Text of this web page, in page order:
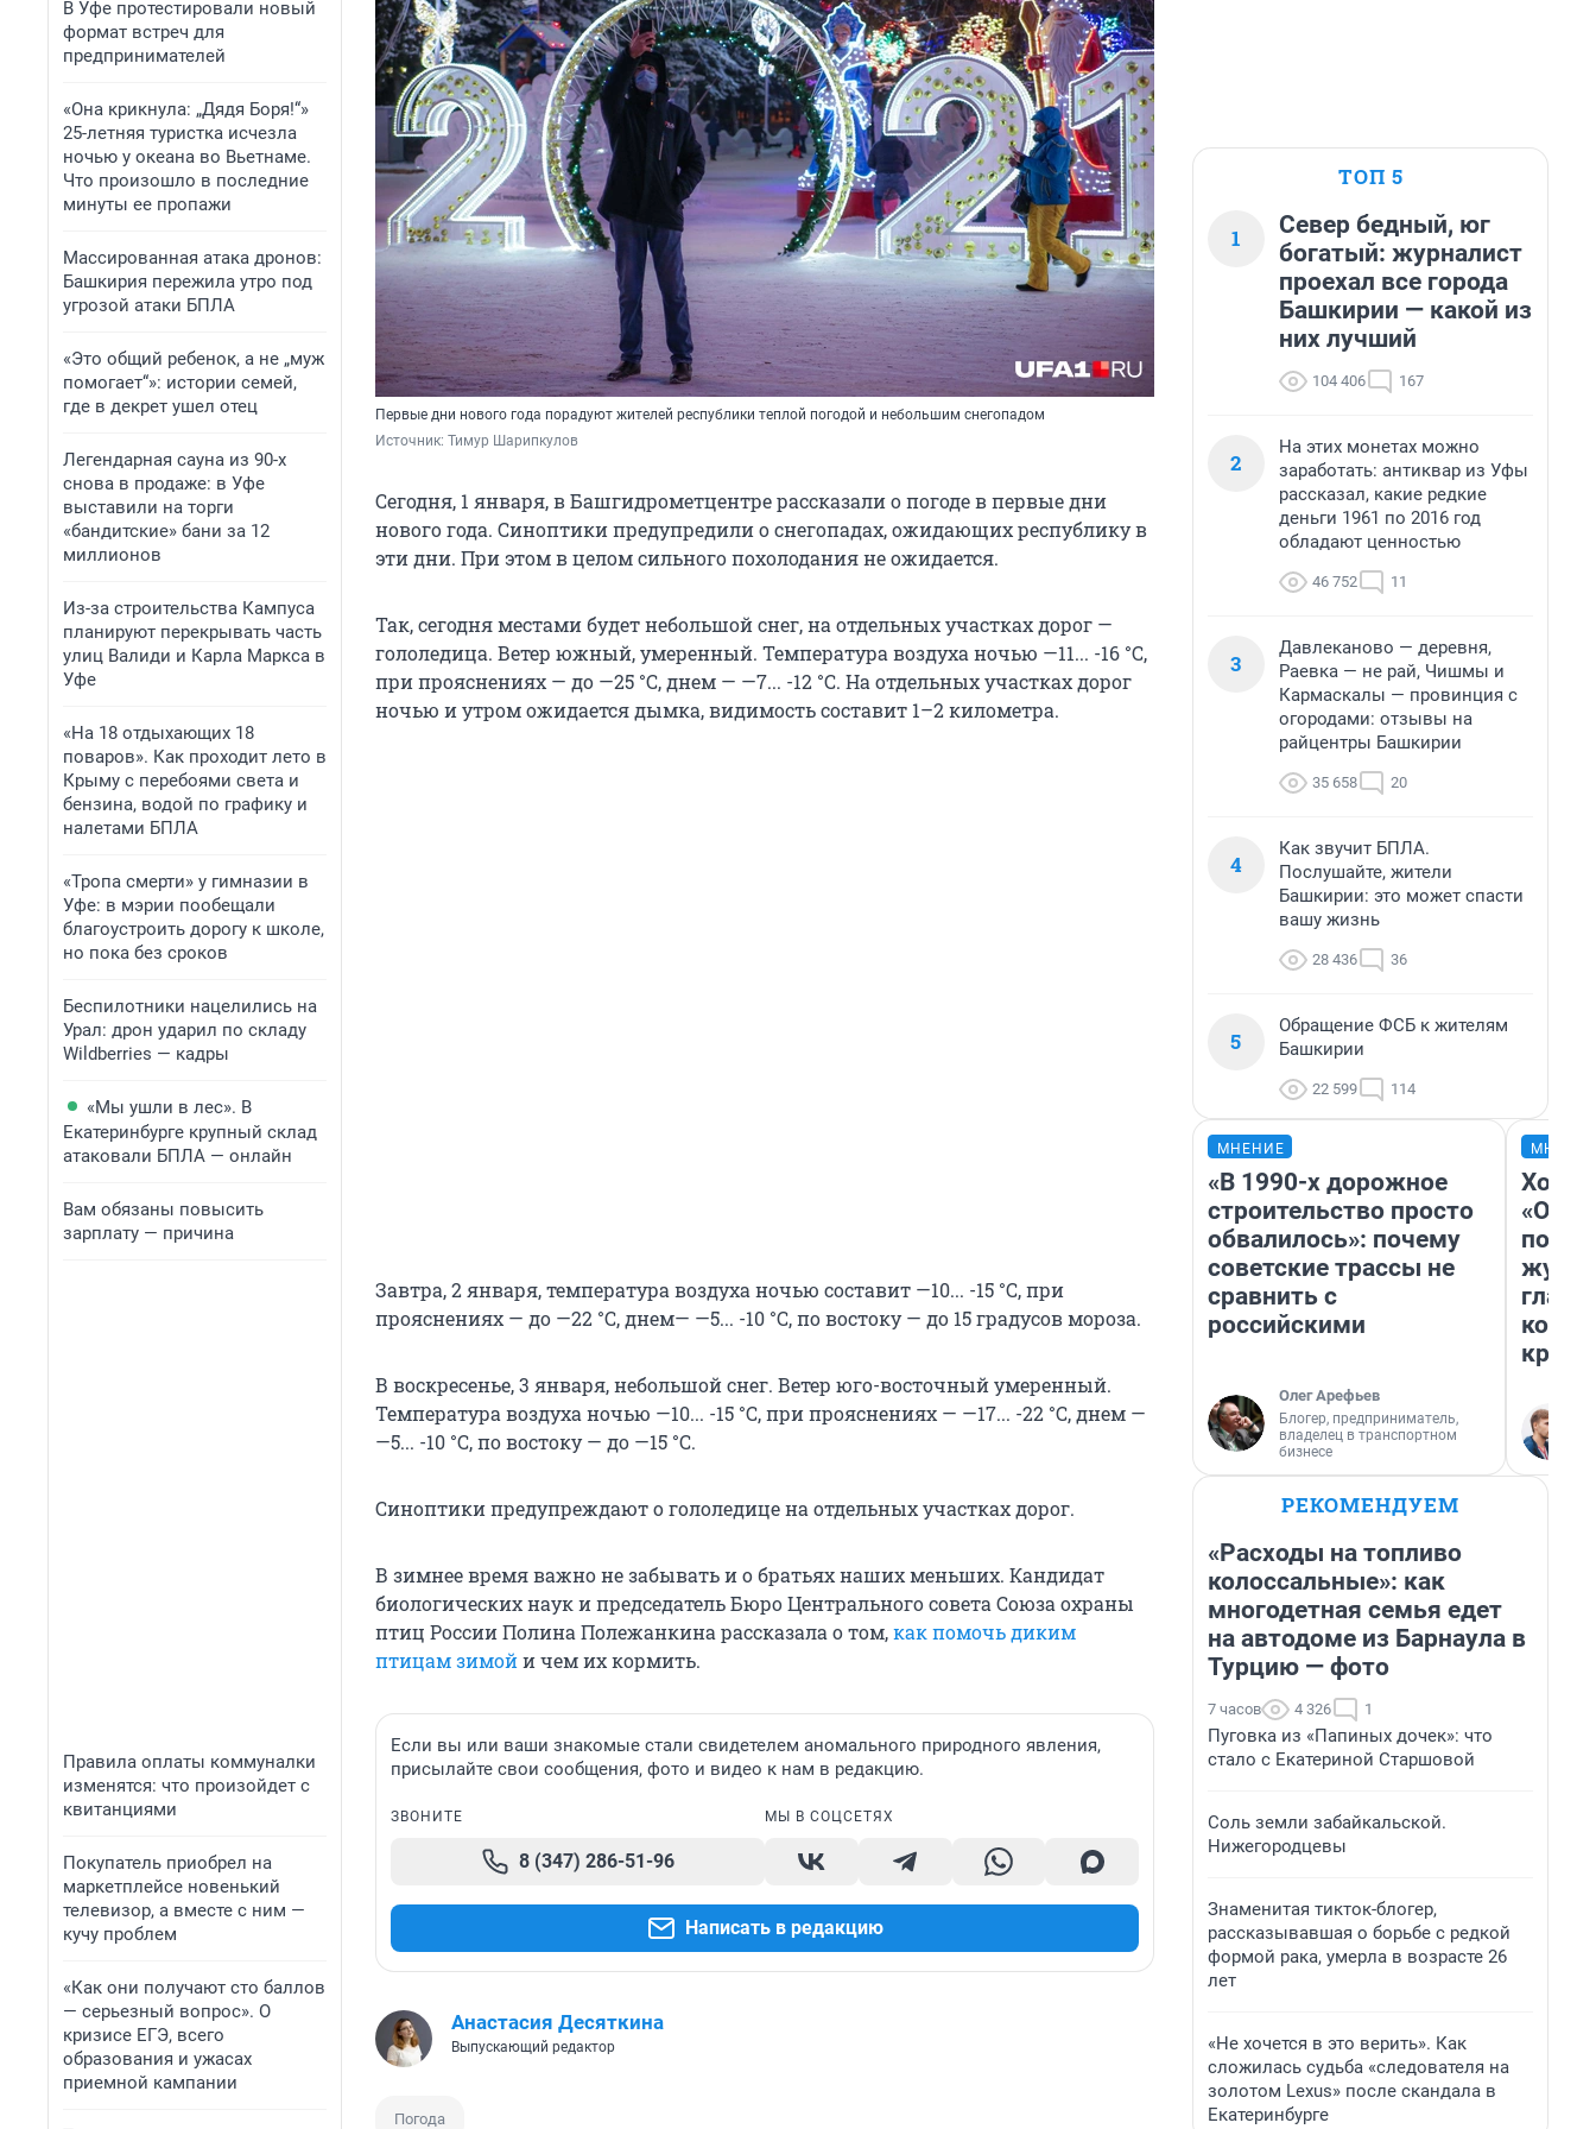
В Уфе протестировали новый
формат встреч для
предпринимателей
«Она крикнула: „Дядя Боря!“»
25-летняя туристка исчезла
ночью у океана во Вьетнаме.
Что произошло в последние
минуты ее пропажи
Массированная атака дронов:
Башкирия пережила утро под
угрозой атаки БПЛА
«Это общий ребенок, а не „муж
помогает“»: истории семей,
где в декрет ушел отец
Легендарная сауна из 90-х
снова в продаже: в Уфе
выставили на торги
«бандитские» бани за 12
миллионов
Из-за строительства Кампуса
планируют перекрывать часть
улиц Валиди и Карла Маркса в
Уфе
«На 18 отдыхающих 18
поваров». Как проходит лето в
Крыму с перебоями света и
бензина, водой по графику и
налетами БПЛА
«Тропа смерти» у гимназии в
Уфе: в мэрии пообещали
благоустроить дорогу к школе,
но пока без сроков
Беспилотники нацелились на
Урал: дрон ударил по складу
Wildberries — кадры
«Мы ушли в лес». В
Екатеринбурге крупный склад
атаковали БПЛА — онлайн
Вам обязаны повысить
зарплату — причина
Правила оплаты коммуналки
изменятся: что произойдет с
квитанциями
Покупатель приобрел на
маркетплейсе новенький
телевизор, а вместе с ним —
кучу проблем
«Как они получают сто баллов
— серьезный вопрос». О
кризисе ЕГЭ, всего
образования и ужасах
приемной кампании
Первые дни нового года порадуют жителей республики теплой погодой и небольшим снегопадом
Источник: Тимур Шарипкулов
Сегодня, 1 января, в Башгидрометцентре рассказали о погоде в первые дни
нового года. Синоптики предупредили о снегопадах, ожидающих республику в
эти дни. При этом в целом сильного похолодания не ожидается.
Так, сегодня местами будет небольшой снег, на отдельных участках дорог —
гололедица. Ветер южный, умеренный. Температура воздуха ночью —11... -16 °С,
при прояснениях — до —25 °С, днем — —7... -12 °С. На отдельных участках дорог
ночью и утром ожидается дымка, видимость составит 1–2 километра.
Завтра, 2 января, температура воздуха ночью составит —10... -15 °C, при
прояснениях — до —22 °С, днем— —5... -10 °C, по востоку — до 15 градусов мороза.
В воскресенье, 3 января, небольшой снег. Ветер юго-восточный умеренный.
Температура воздуха ночью —10... -15 °C, при прояснениях — —17... -22 °C, днем —
—5... -10 °C, по востоку — до —15 °C.
Синоптики предупреждают о гололедице на отдельных участках дорог.
В зимнее время важно не забывать и о братьях наших меньших. Кандидат
биологических наук и председатель Бюро Центрального совета Союза охраны
птиц России Полина Полежанкина рассказала о том,как помочь диким
птицам зимойи чем их кормить.
Если вы или ваши знакомые стали свидетелем аномального природного явления,
присылайте свои сообщения, фото и видео к нам в редакцию.
ЗВОНИТЕ
8 (347) 286-51-96
МЫ В СОЦСЕТЯХ
Написать в редакцию
Анастасия Десяткина
Выпускающий редактор
Погода
ТОП 5
1
Север бедный, юг
богатый: журналист
проехал все города
Башкирии — какой из
них лучший
104 406 167
2
На этих монетах можно
заработать: антиквар из Уфы
рассказал, какие редкие
деньги 1961 по 2016 год
обладают ценностью
46 752 11
3
Давлеканово — деревня,
Раевка — не рай, Чишмы и
Кармаскалы — провинция с
огородами: отзывы на
райцентры Башкирии
35 658 20
4
Как звучит БПЛА.
Послушайте, жители
Башкирии: это может спасти
вашу жизнь
28 436 36
5
Обращение ФСБ к жителям
Башкирии
22 599 114
МНЕНИЕ
«В 1990-х дорожное
строительство просто
обвалилось»: почему
советские трассы не
сравнить с
российскими
Олег Арефьев
Блогер, предприниматель,
владелец в транспортном
бизнесе
Хоть
РЕКОМЕНДУЕМ
«Расходы на топливо
колоссальные»: как
многодетная семья едет
на автодоме из Барнаула в
Турцию — фото
7 часов 4 326 1
Пуговка из «Папиных дочек»: что
стало с Екатериной Старшовой
Соль земли забайкальской.
Нижегородцевы
Знаменитая тикток-блогер,
рассказывавшая о борьбе с редкой
формой рака, умерла в возрасте 26
лет
«Не хочется в это верить». Как
сложилась судьба «следователя на
золотом Lexus» после скандала в
Екатеринбурге